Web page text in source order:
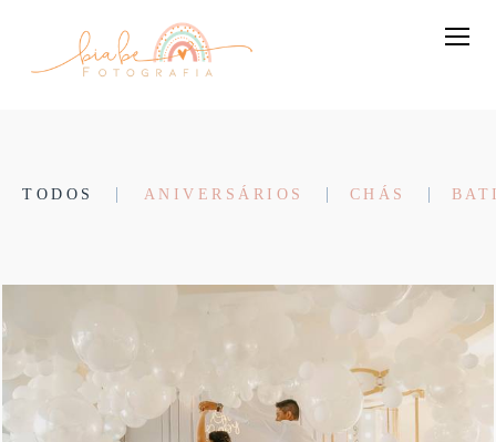
TODOS ANIVERSÁRIOS CHÁS